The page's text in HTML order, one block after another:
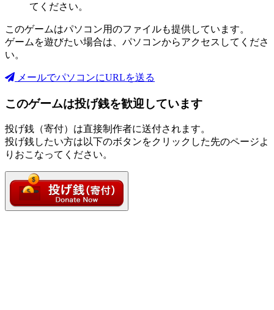
てください。
このゲームはパソコン用のファイルも提供しています。
ゲームを遊びたい場合は、パソコンからアクセスしてくださ
い。
メールでパソコンにURLを送る
このゲームは投げ銭を歓迎しています
投げ銭（寄付）は直接制作者に送付されます。
投げ銭したい方は以下のボタンをクリックした先のページよ
りおこなってください。